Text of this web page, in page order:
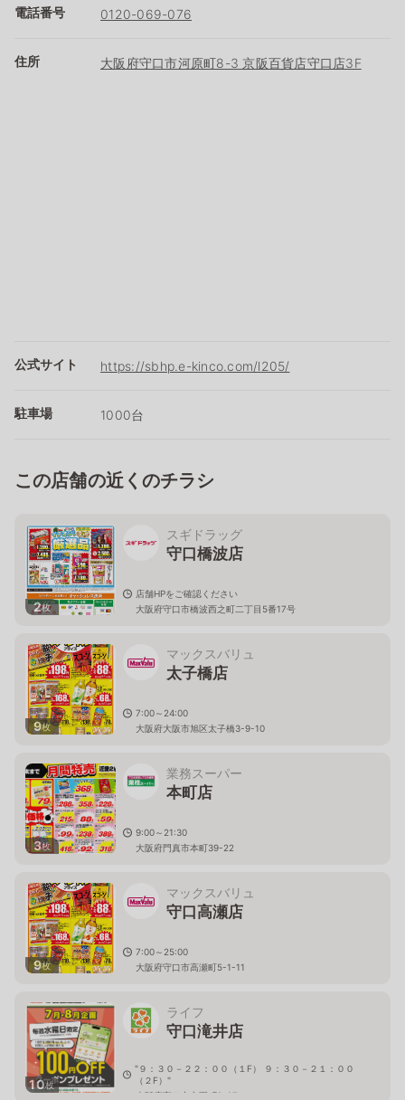
電話番号 0120-069-076
住所 大阪府守口市河原町8-3 京阪百貨店守口店3F
公式サイト https://sbhp.e-kinco.com/l205/
駐車場 1000台
この店舗の近くのチラシ
2枚
スギドラッグ
守口橋波店
店舗HPをご確認ください
大阪府守口市橋波西之町二丁目5番17号
9枚
マックスバリュ
太子橋店
7:00～24:00
大阪府大阪市旭区太子橋3-9-10
3枚
業務スーパー
本町店
9:00～21:30
大阪府門真市本町39-22
9枚
マックスバリュ
守口高瀬店
7:00～25:00
大阪府守口市高瀬町5-1-11
10枚
ライフ
守口滝井店
"９：３０－２２：００（１F） ９：３０－２１：００
（２F）"
大阪府守口市文園町9-27